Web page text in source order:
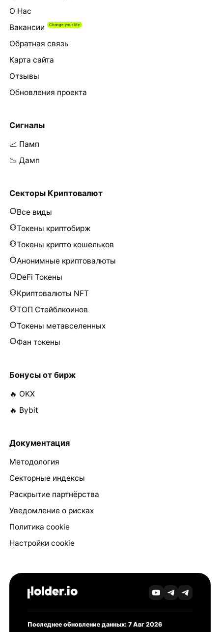
О Нас
Вакансии
Обратная связь
Карта сайта
Отзывы
Обновления проекта
Сигналы
📈 Памп
📉 Дамп
Секторы Криптовалют
Все виды
Токены криптобирж
Токены крипто кошельков
Анонимные криптовалюты
DeFi Токены
Криптовалюты NFT
ТОП Стейблкоинов
Токены метавселенных
Фан токены
Бонусы от бирж
🔥 OKX
🔥 Bybit
Документация
Методология
Секторные индексы
Раскрытие партнёрства
Уведомление о рисках
Политика cookie
Настройки cookie
Последнее обновление данных: 7 Авг 2026